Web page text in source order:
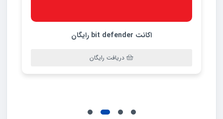
دریافت رایگان